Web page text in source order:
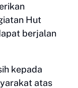
Hut
berjalan
kepada
atas